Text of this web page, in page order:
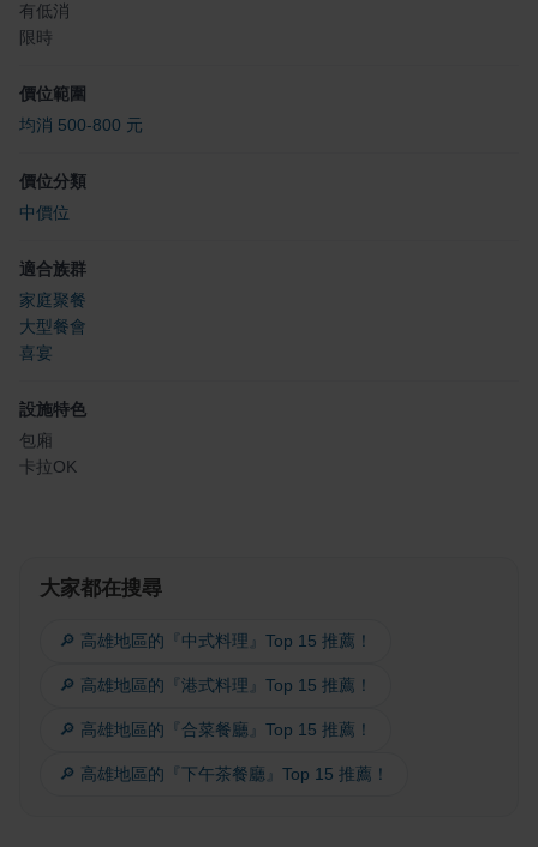
有低消
限時
價位範圍
均消 500-800 元
價位分類
中價位
適合族群
家庭聚餐
大型餐會
喜宴
設施特色
包廂
卡拉OK
大家都在搜尋
🔎 高雄地區的『中式料理』Top 15 推薦！
🔎 高雄地區的『港式料理』Top 15 推薦！
🔎 高雄地區的『合菜餐廳』Top 15 推薦！
🔎 高雄地區的『下午茶餐廳』Top 15 推薦！